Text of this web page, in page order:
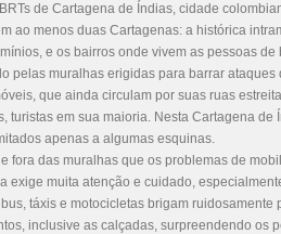
de Cartagena de Índias, cidade
ao menos duas Cartagenas: a histórica
e os bairros onde vivem as pessoas de
pelas muralhas erigidas para barrar
que ainda circulam por suas ruas
turistas em sua maioria. Nesta Cartagena
apenas a algumas esquinas.
fora das muralhas que os problemas de
exige muita atenção e cuidado,
táxis e motocicletas brigam
inclusive as calçadas, surpreendendo os